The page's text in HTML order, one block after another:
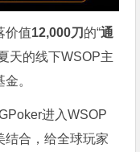
价值12,000刀 的“通
天的线下WSOP主
。
进入WSOP
结合，给全球玩家